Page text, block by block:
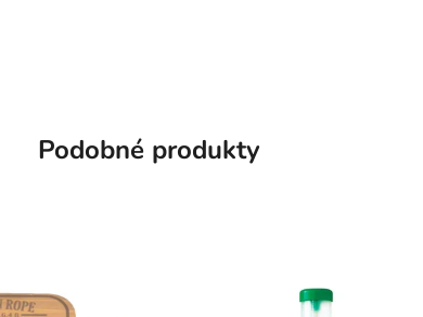
Podobné produkty